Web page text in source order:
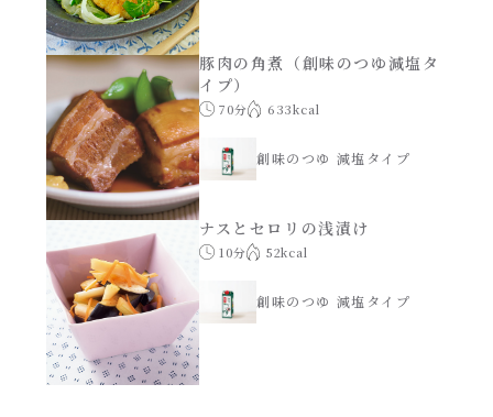
豚肉の角煮（創味のつゆ減塩タ
イプ）
70分 633kcal
創味のつゆ 減塩タイプ
ナスとセロリの浅漬け
10分 52kcal
創味のつゆ 減塩タイプ